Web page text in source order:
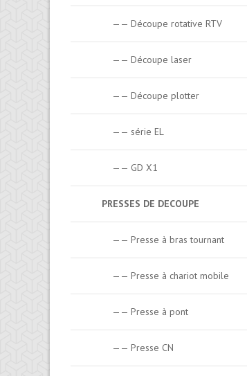
—— Découpe rotative RTV
—— Découpe laser
—— Découpe plotter
—— série EL
—— GD X1
PRESSES DE DECOUPE
—— Presse à bras tournant
—— Presse à chariot mobile
—— Presse à pont
—— Presse CN